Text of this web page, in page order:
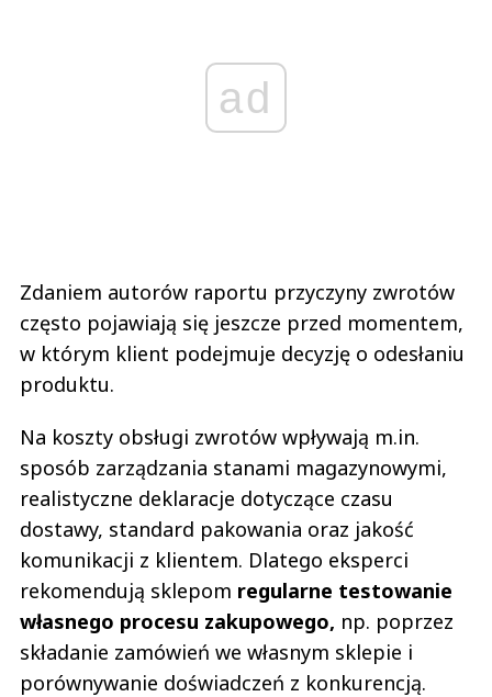
ad
Zdaniem autorów raportu przyczyny zwrotów
często pojawiają się jeszcze przed momentem,
w którym klient podejmuje decyzję o odesłaniu
produktu.
Na koszty obsługi zwrotów wpływają m.in.
sposób zarządzania stanami magazynowymi,
realistyczne deklaracje dotyczące czasu
dostawy, standard pakowania oraz jakość
komunikacji z klientem. Dlatego eksperci
rekomendują sklepom regularne testowanie
własnego procesu zakupowego, np. poprzez
składanie zamówień we własnym sklepie i
porównywanie doświadczeń z konkurencją.